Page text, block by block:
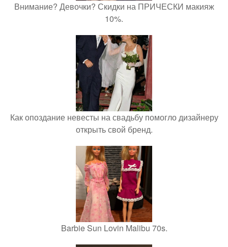
Внимание? Девочки? Скидки на ПРИЧЕСКИ макияж
10%.
Как опоздание невесты на свадьбу помогло дизайнеру
открыть свой бренд.
Barbie Sun Lovin Malibu 70s.